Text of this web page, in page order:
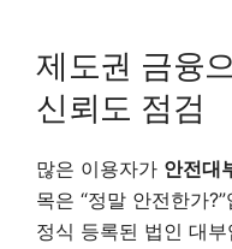
제도권 금융
신뢰도 점검
많은 이용자가 안전대
목은 “정말 안전한가
정식 등록된 법인 대